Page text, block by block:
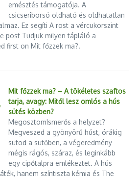
emésztés támogatója. A
csicseriborsó oldható és oldhatatlan
Ez segíti A rost a vércukorszint
post Tudjuk milyen tápláló a
first on Mit főzzek ma?.
Mit főzzek ma? – A tökéletes szaftos
tarja, avagy: Mitől lesz omlós a hús
sütés közben?
MegosztomIsmerős a helyzet?
Megveszed a gyönyörű húst, órákig
sütöd a sütőben, a végeredmény
mégis rágós, száraz, és leginkább
egy cipőtalpra emlékeztet. A hús
hanem színtiszta kémia és The